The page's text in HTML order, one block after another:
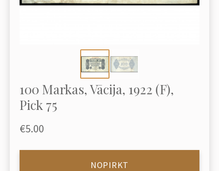
100 Markas, Vācija, 1922 (F),
Pick 75
€5.00
NOPIRKT